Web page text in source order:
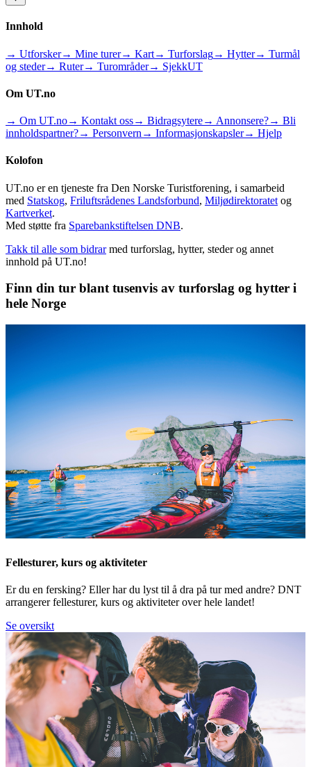
Innhold
→ Utforsker→ Mine turer→ Kart→ Turforslag→ Hytter→ Turmål
og steder→ Ruter→ Turområder→ SjekkUT
Om UT.no
→ Om UT.no→ Kontakt oss→ Bidragsytere→ Annonsere?→ Bli
innholdspartner?→ Personvern → Informasjonskapsler→ Hjelp
Kolofon
UT.no er en tjeneste fra Den Norske Turistforening, i samarbeid
med Statskog, Friluftsrådenes Landsforbund, Miljødirektoratet og
Kartverket.
Med støtte fra Sparebankstiftelsen DNB.
Takk til alle som bidrar med turforslag, hytter, steder og annet
innhold på UT.no!
Finn din tur blant tusenvis av turforslag og hytter i
hele Norge
Fellesturer, kurs og aktiviteter
Er du en fersking? Eller har du lyst til å dra på tur med andre? DNT
arrangerer fellesturer, kurs og aktiviteter over hele landet!
Se oversikt